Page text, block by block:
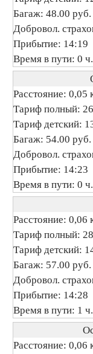
Багаж: 48.00 руб.
Добровол.
Прибытие: 14:19
Время в пути: 0
Расстояние: 0,05
Тариф полный:
Тариф детский:
Багаж: 54.00 руб.
Добровол.
Прибытие: 14:23
Время в пути: 0
Расстояние: 0,06
Тариф полный:
Тариф детский:
Багаж: 57.00 руб.
Добровол.
Прибытие: 14:28
Время в пути: 1
Расстояние: 0,06